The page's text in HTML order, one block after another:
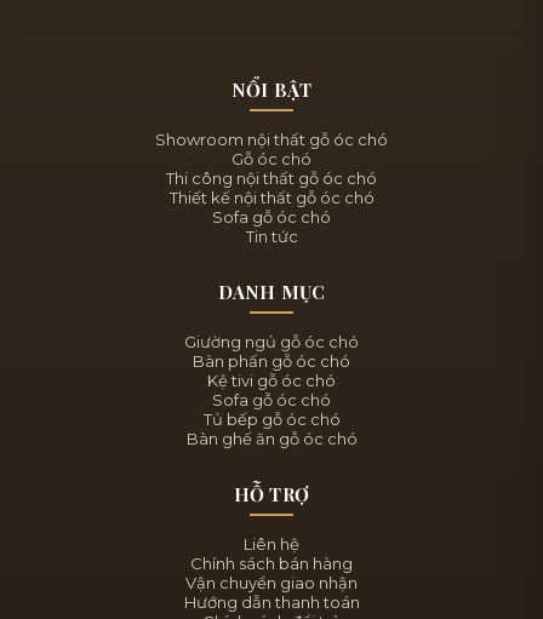
NỔI BẬT
Showroom nội thất gỗ óc chó
Gỗ óc chó
Thi công nội thất gỗ óc chó
Thiết kế nội thất gỗ óc chó
Sofa gỗ óc chó
Tin tức
DANH MỤC
Giường ngủ gỗ óc chó
Bàn phấn gỗ óc chó
Kệ tivi gỗ óc chó
Sofa gỗ óc chó
Tủ bếp gỗ óc chó
Bàn ghế ăn gỗ óc chó
HỖ TRỢ
Liên hệ
Chính sách bán hàng
Vận chuyển giao nhận
Hướng dẫn thanh toán